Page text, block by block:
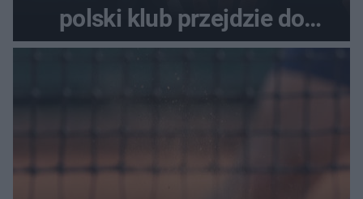
polski klub przejdzie do
historii